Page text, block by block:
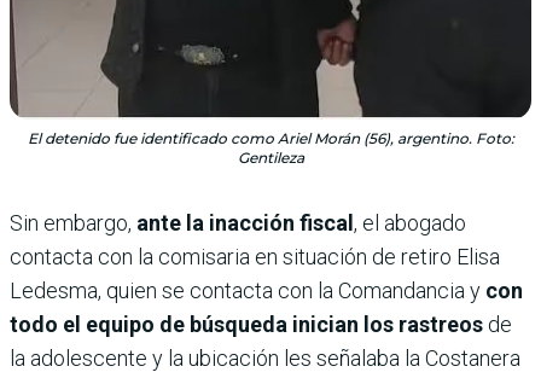
El detenido fue identificado como Ariel Morán (56), argentino. Foto:
Gentileza
Sin embargo, ante la inacción fiscal , el abogado
contacta con la comisaria en situación de retiro Elisa
Ledesma, quien se contacta con la Comandancia y con
todo el equipo de búsqueda inician los rastreos de
la adolescente y la ubicación les señalaba la Costanera